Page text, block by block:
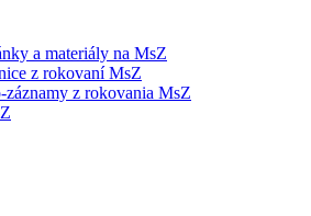
a materiály na MsZ
z rokovaní MsZ
záznamy z rokovania MsZ